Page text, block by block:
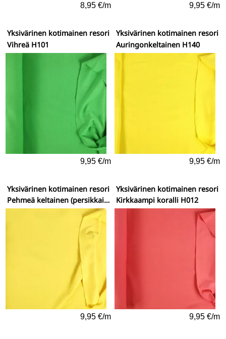
8,95 €/m 9,95 €/m
Yksivärinen kotimainen resori
Vihreä H101
9,95 €/m
Yksivärinen kotimainen resori
Auringonkeltainen H140
9,95 €/m
Yksivärinen kotimainen resori
Pehmeä keltainen (persikkainen vivahde) H109
9,95 €/m
Yksivärinen kotimainen resori
Kirkkaampi koralli H012
9,95 €/m